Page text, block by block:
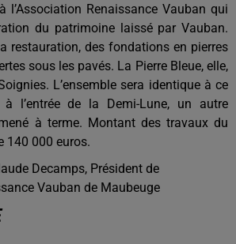
l’Association Renaissance Vauban qui
du patrimoine laissé par Vauban.
restauration, des fondations en pierres
sous les pavés. La Pierre Bleue, elle,
L’ensemble sera identique à ce
l’entrée de la Demi-Lune, un autre
à terme. Montant des travaux du
140 000 euros.
Decamps, Président de
Vauban de Maubeuge